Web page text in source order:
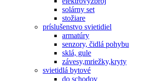
solárny set
stožiare
príslušenstvo svietidiel
armatúry
senzory, čidlá pohybu
sklá, gule
závesy,mriežky,kryty
svietidlá bytové
do schodov